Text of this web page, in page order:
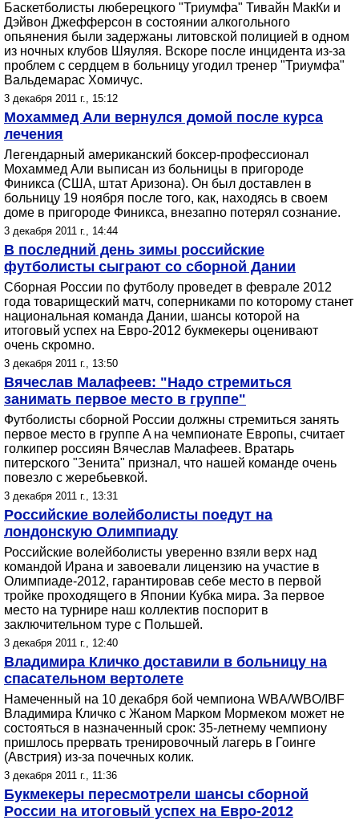
Баскетболисты люберецкого "Триумфа" Тивайн МакКи и
Дэйвон Джефферсон в состоянии алкогольного
опьянения были задержаны литовской полицией в одном
из ночных клубов Шяуляя. Вскоре после инцидента из-за
проблем с сердцем в больницу угодил тренер "Триумфа"
Вальдемарас Хомичус.
3 декабря 2011 г., 15:12
Мохаммед Али вернулся домой после курса
лечения
Легендарный американский боксер-профессионал
Мохаммед Али выписан из больницы в пригороде
Финикса (США, штат Аризона). Он был доставлен в
больницу 19 ноября после того, как, находясь в своем
доме в пригороде Финикса, внезапно потерял сознание.
3 декабря 2011 г., 14:44
В последний день зимы российские
футболисты сыграют со сборной Дании
Сборная России по футболу проведет в феврале 2012
года товарищеский матч, соперниками по которому станет
национальная команда Дании, шансы которой на
итоговый успех на Евро-2012 букмекеры оценивают
очень скромно.
3 декабря 2011 г., 13:50
Вячеслав Малафеев: "Надо стремиться
занимать первое место в группе"
Футболисты сборной России должны стремиться занять
первое место в группе A на чемпионате Европы, считает
голкипер россиян Вячеслав Малафеев. Вратарь
питерского "Зенита" признал, что нашей команде очень
повезло с жеребьевкой.
3 декабря 2011 г., 13:31
Российские волейболисты поедут на
лондонскую Олимпиаду
Российские волейболисты уверенно взяли верх над
командой Ирана и завоевали лицензию на участие в
Олимпиаде-2012, гарантировав себе место в первой
тройке проходящего в Японии Кубка мира. За первое
место на турнире наш коллектив поспорит в
заключительном туре с Польшей.
3 декабря 2011 г., 12:40
Владимира Кличко доставили в больницу на
спасательном вертолете
Намеченный на 10 декабря бой чемпиона WBA/WBO/IBF
Владимира Кличко с Жаном Марком Мормеком может не
состояться в назначенный срок: 35-летнему чемпиону
пришлось прервать тренировочный лагерь в Гоинге
(Австрия) из-за почечных колик.
3 декабря 2011 г., 11:36
Букмекеры пересмотрели шансы сборной
России на итоговый успех на Евро-2012